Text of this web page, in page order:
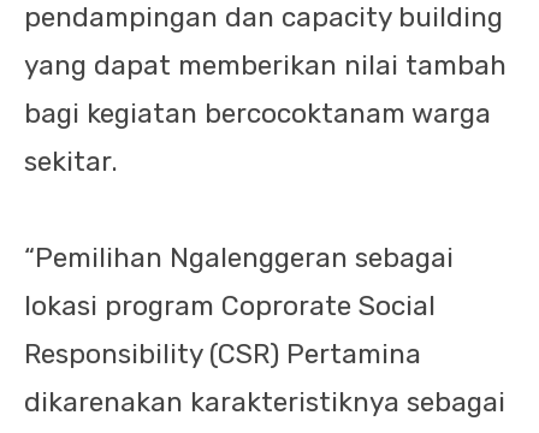
pendampingan dan capacity building
yang dapat memberikan nilai tambah
bagi kegiatan bercocoktanam warga
sekitar.
“Pemilihan Ngalenggeran sebagai
lokasi program Coprorate Social
Responsibility (CSR) Pertamina
dikarenakan karakteristiknya sebagai